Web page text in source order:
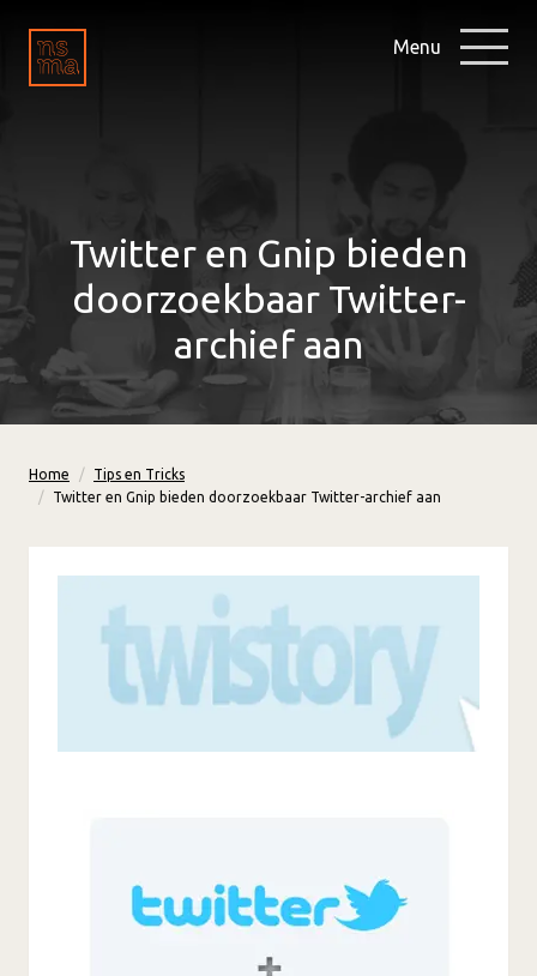
Menu
Twitter en Gnip bieden
doorzoekbaar Twitter-
archief aan
Home
Tips en Tricks
Twitter en Gnip bieden doorzoekbaar Twitter-archief aan